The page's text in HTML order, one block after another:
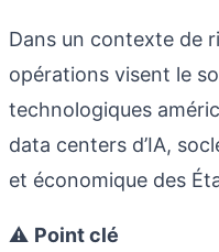
Dans un contexte de
opérations visent le
technologiques
data centers d’IA,
et économique des
⚠️ Point clé